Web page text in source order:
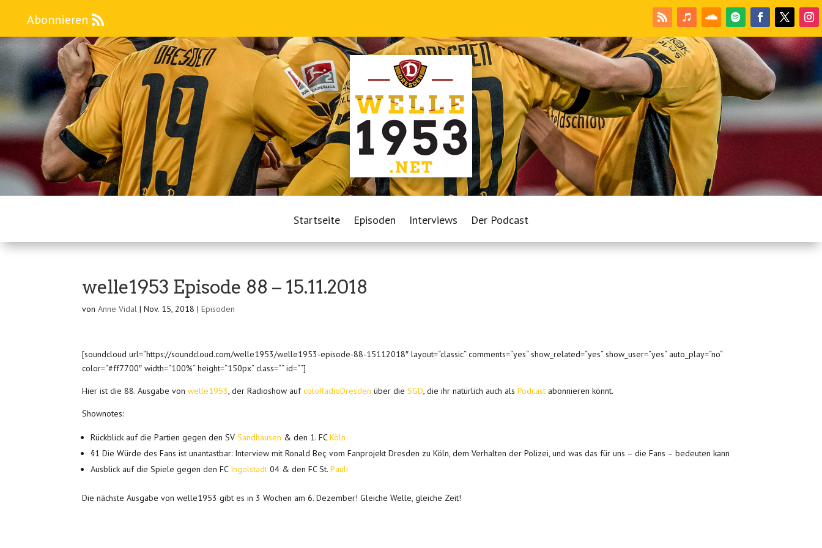
Abonnieren
Startseite Episoden Interviews Der Podcast
welle1953 Episode 88 – 15.11.2018
vonAnne Vidal |Nov. 15, 2018 |Episoden
[soundcloud url=“https://soundcloud.com/welle1953/welle1953-episode-88-15112018″ layout=“classic“ comments=“yes“ show_related=“yes“ show_user=“yes“ auto_play=“no“
color=“#ff7700″ width=“100%“ height=“150px“ class=““ id=““]
Hier ist die 88. Ausgabe vonwelle1953, der Radioshow aufcoloRadioDresden über dieSGD, die ihr natürlich auch alsPodcast abonnieren könnt.
Shownotes:
Rückblick auf die Partien gegen den SVSandhausen & den 1. FCKöln
§1 Die Würde des Fans ist unantastbar: Interview mit Ronald Beç vom Fanprojekt Dresden zu Köln, dem Verhalten der Polizei, und was das für uns – die Fans – bedeuten kann
Ausblick auf die Spiele gegen den FC Ingolstadt 04 & den FC St.Pauli
Die nächste Ausgabe von welle1953 gibt es in 3 Wochen am 6. Dezember! Gleiche Welle, gleiche Zeit!